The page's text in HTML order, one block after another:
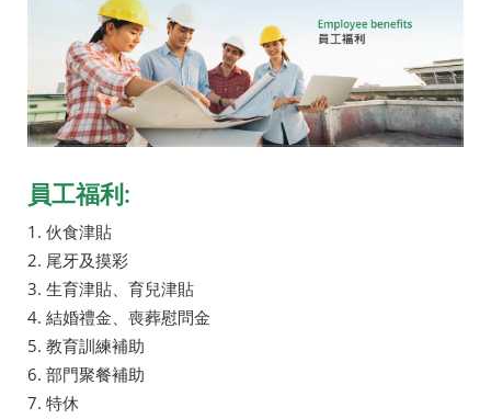
員工福利:
1. 伙食津貼
2. 尾牙及摸彩
3. 生育津貼、育兒津貼
4. 結婚禮金、喪葬慰問金
5. 教育訓練補助
6. 部門聚餐補助
7. 特休